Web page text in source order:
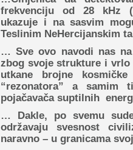
frekvenciju od 28 kHz
ukazuje i na sasvim
Teslinim NeHercijanskim
… Sve ovo navodi nas
zbog svoje strukture i
utkane brojne
“rezonatora” a samim
pojačavača suptilnih
…
Dakle, po svemu
održavaju svesnost
naravno – u granicama